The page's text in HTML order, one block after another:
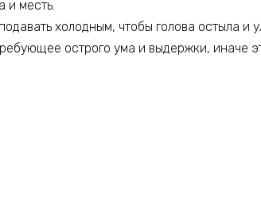
и месть.
холодным, чтобы голова остыла и
острого ума и выдержки, иначе